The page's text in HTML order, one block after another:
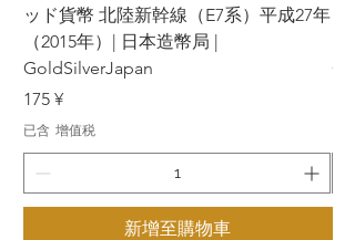
ッド貨幣 北陸新幹線（E7系）平成27年
（2015年）| 日本造幣局 |
GoldSilverJapan
價格
175 ¥
已含 增值税
新增至購物車